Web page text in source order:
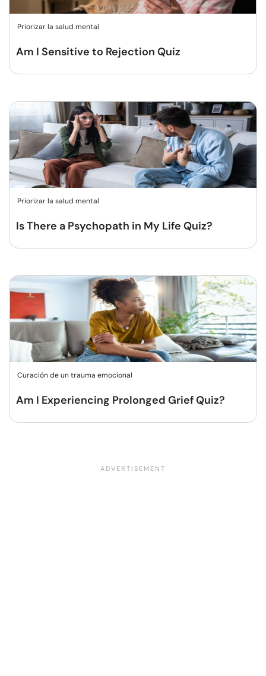
Priorizar la salud mental
Am I Sensitive to Rejection Quiz
Priorizar la salud mental
Is There a Psychopath in My Life Quiz?
Curación de un trauma emocional
Am I Experiencing Prolonged Grief Quiz?